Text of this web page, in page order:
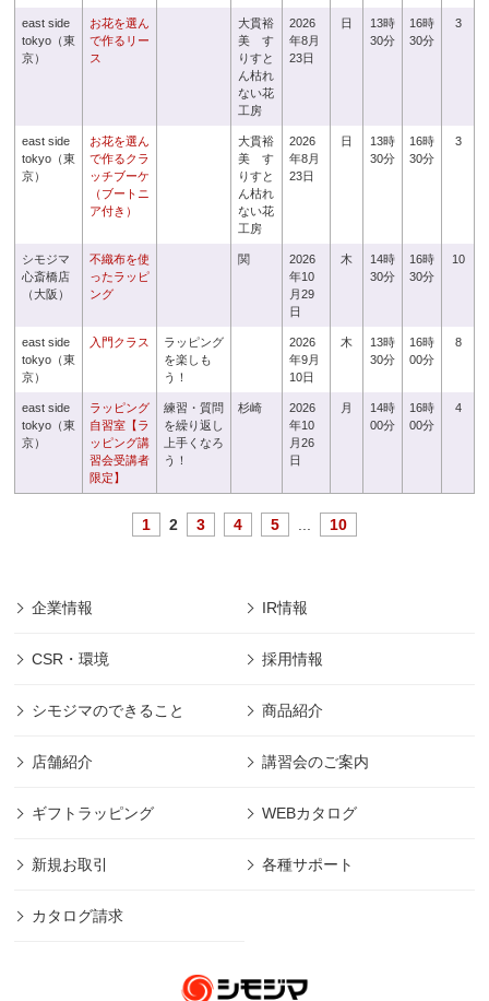
east side
tokyo（東
京）
お花を選ん
で作るリー
ス
大貫裕
美 す
りすと
ん枯れ
ない花
工房
2026
年8月
23日
日
13時
30分
16時
30分
3
east side
tokyo（東
京）
お花を選ん
で作るクラ
ッチブーケ
（ブートニ
ア付き）
大貫裕
美 す
りすと
ん枯れ
ない花
工房
2026
年8月
23日
日
13時
30分
16時
30分
3
シモジマ
心斎橋店
（大阪）
不織布を使
ったラッピ
ング
関
2026
年10
月29
日
木
14時
30分
16時
30分
10
east side
tokyo（東
京）
入門クラス
ラッピング
を楽しも
う！
2026
年9月
10日
木
13時
30分
16時
00分
8
east side
tokyo（東
京）
ラッピング
自習室【ラ
ッピング講
習会受講者
限定】
練習・質問
を繰り返し
上手くなろ
う！
杉崎
2026
年10
月26
日
月
14時
00分
16時
00分
4
1 2 3 4 5 10
企業情報 IR情報
CSR・環境 採用情報
シモジマのできること 商品紹介
店舗紹介 講習会のご案内
ギフトラッピング WEBカタログ
新規お取引 各種サポート
カタログ請求